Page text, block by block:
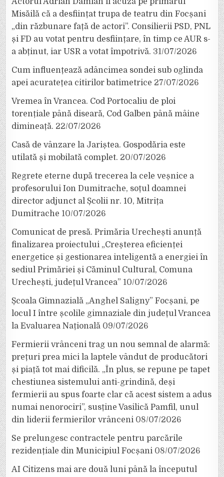
Misăilă că a desființat trupa de teatru din Focșani
„din răzbunare față de actori”. Consilierii PSD, PNL
și FD au votat pentru desființare, în timp ce AUR s-
a abținut, iar USR a votat împotrivă. 31/07/2026
Cum influențează adâncimea sondei sub oglinda
apei acuratețea citirilor batimetrice 27/07/2026
Vremea în Vrancea. Cod Portocaliu de ploi
torențiale până diseară, Cod Galben până mâine
dimineață. 22/07/2026
Casă de vânzare la Jariștea. Gospodăria este
utilată și mobilată complet. 20/07/2026
Regrete eterne după trecerea la cele veșnice a
profesorului Ion Dumitrache, soțul doamnei
director adjunct al Școlii nr. 10, Mitrița
Dumitrache 10/07/2026
Comunicat de presă. Primăria Urechești anunță
finalizarea proiectului „Creșterea eficienței
energetice și gestionarea inteligentă a energiei în
sediul Primăriei și Căminul Cultural, Comuna
Urechești, județul Vrancea” 10/07/2026
Școala Gimnazială „Anghel Saligny” Focșani, pe
locul I între școlile gimnaziale din județul Vrancea
la Evaluarea Națională 09/07/2026
Fermierii vrânceni trag un nou semnal de alarmă:
prețuri prea mici la laptele vândut de producători
și piață tot mai dificilă. „În plus, se repune pe tapet
chestiunea sistemului anti-grindină, deși
fermierii au spus foarte clar că acest sistem a adus
numai nenorociri”, susține Vasilică Pamfil, unul
din liderii fermierilor vrânceni 08/07/2026
Se prelungesc contractele pentru parcările
rezidențiale din Municipiul Focșani 08/07/2026
AI Citizens mai are două luni până la începutul